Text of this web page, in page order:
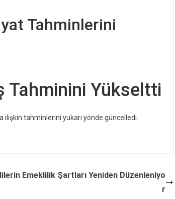
Tahminlerini
Tahminini Yükseltti
ilişkin tahminlerini yukarı yönde güncelledi.
Emeklilik Şartları Yeniden Düzenleniyo
r